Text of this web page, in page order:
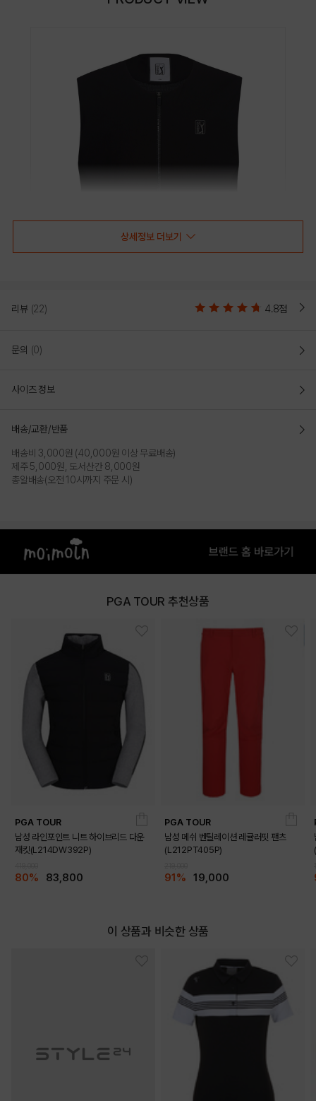
상세정보 더보기
리뷰 (22) 4.8점
문의 (0)
사이즈 정보
배송/교환/반품
배송비 3,000원 (40,000원 이상 무료배송)
제주 5,000원, 도서산간 8,000원
총알배송(오전 10시까지 주문 시)
PGA TOUR 추천상품
PGA TOUR
남성 라인포인트 니트 하이브리드 다운
재킷(L214DW392P)
80% 83,800
PGA TOUR
남성 메쉬 벤틸레이션 레귤러핏 팬츠
(L212PT405P)
91% 19,000
이 상품과 비슷한 상품